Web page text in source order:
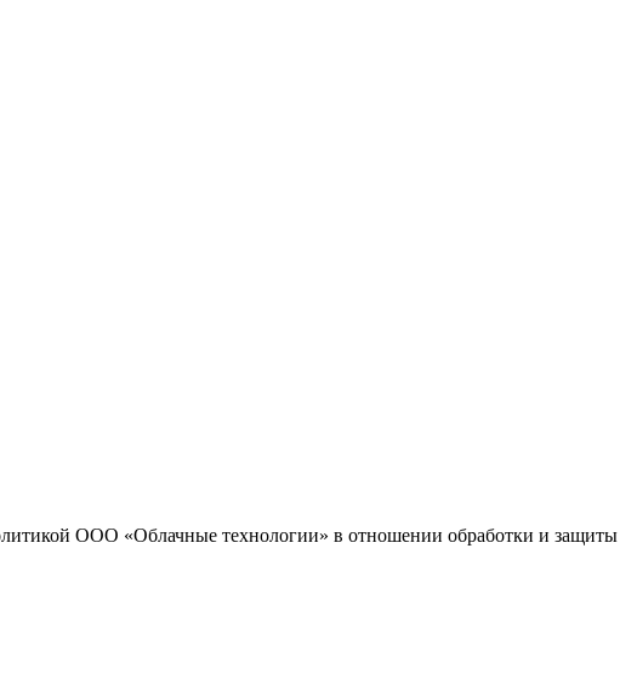
ООО «Облачные технологии» в отношении обработки и защиты